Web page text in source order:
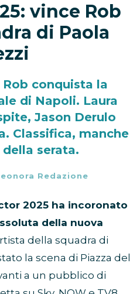
vince Rob
di Paola
conquista la
di Napoli. Laura
Jason Derulo
Classifica, manche
serata.
Redazione
2025 ha incoronato
della nuova
della squadra di
la scena di Piazza del
a un pubblico di